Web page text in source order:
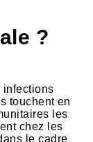
?
infections
touchent en
les
chez les
le cadre